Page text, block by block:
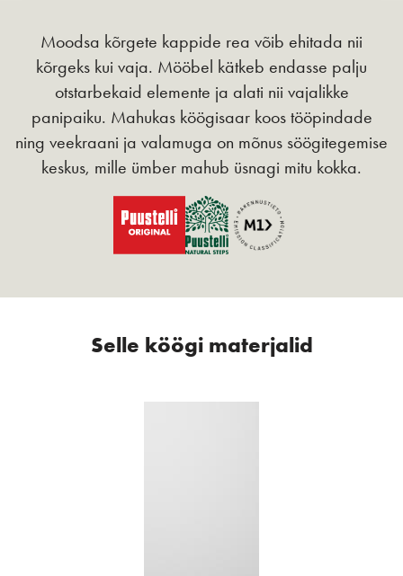
Moodsa kõrgete kappide rea võib ehitada nii
kõrgeks kui vaja. Mööbel kätkeb endasse palju
otstarbekaid elemente ja alati nii vajalikke
panipaiku. Mahukas köögisaar koos tööpindade
ning veekraani ja valamuga on mõnus söögitegemise
keskus, mille ümber mahub üsnagi mitu kokka.
Selle köögi materjalid